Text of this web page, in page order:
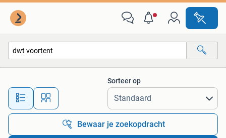
Alle afstanden…
Sorteer op
Bewaar je zoekopdracht